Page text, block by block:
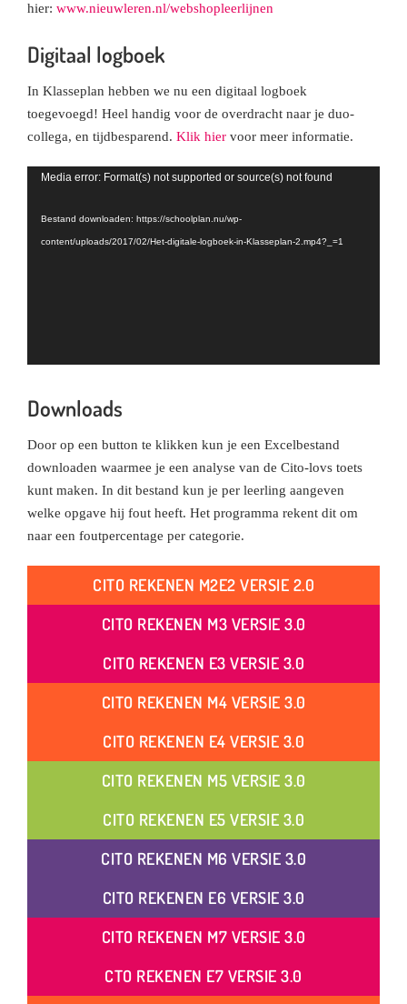
hier: www.nieuwleren.nl/webshopleerlijnen
Digitaal logboek
In Klasseplan hebben we nu een digitaal logboek
toegevoegd! Heel handig voor de overdracht naar je duo-
collega, en tijdbesparend. Klik hier voor meer informatie.
Videospeler
Media error: Format(s) not supported or source(s) not found
Bestand downloaden: https://schoolplan.nu/wp-
content/uploads/2017/02/Het-digitale-logboek-in-Klasseplan-2.mp4?_=1
Downloads
Door op een button te klikken kun je een Excelbestand
downloaden waarmee je een analyse van de Cito-lovs toets
kunt maken. In dit bestand kun je per leerling aangeven
welke opgave hij fout heeft. Het programma rekent dit om
naar een foutpercentage per categorie.
CITO REKENEN M2E2 VERSIE 2.0
CITO REKENEN M3 VERSIE 3.0
CITO REKENEN E3 VERSIE 3.0
CITO REKENEN M4 VERSIE 3.0
CITO REKENEN E4 VERSIE 3.0
CITO REKENEN M5 VERSIE 3.0
CITO REKENEN E5 VERSIE 3.0
CITO REKENEN M6 VERSIE 3.0
CITO REKENEN E6 VERSIE 3.0
CITO REKENEN M7 VERSIE 3.0
CTO REKENEN E7 VERSIE 3.0